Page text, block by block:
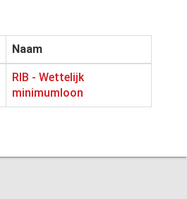
Naam
RIB - Wettelijk
minimumloon